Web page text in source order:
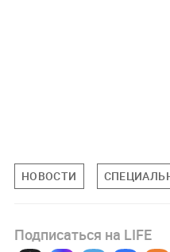
НОВОСТИ
Подписаться на LIFE